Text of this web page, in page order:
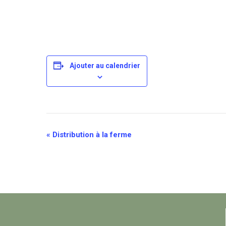
Ajouter au calendrier
Navigation
« Distribution à la ferme